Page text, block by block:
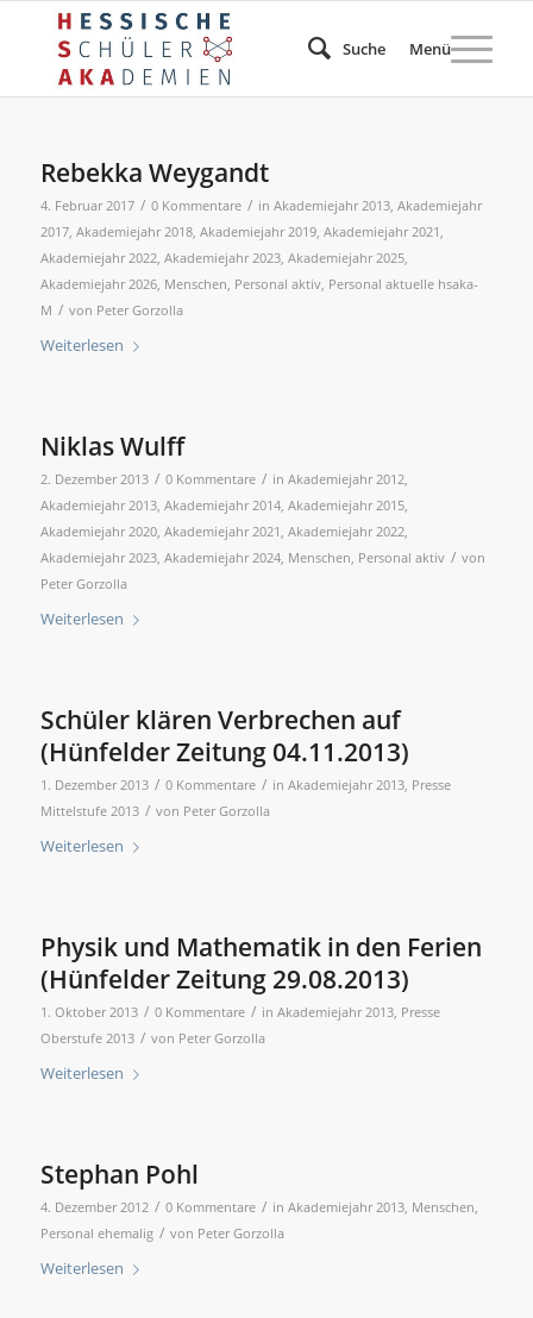
Suche Menü
Rebekka Weygandt
4. Februar 2017 / 0 Kommentare / in Akademiejahr 2013, Akademiejahr
2017, Akademiejahr 2018, Akademiejahr 2019, Akademiejahr 2021 ,
Akademiejahr 2022, Akademiejahr 2023, Akademiejahr 2025,
Akademiejahr 2026, Menschen, Personal aktiv, Personal aktuelle hsaka-
M / von Peter Gorzolla
Weiterlesen
Niklas Wulff
2. Dezember 2013 / 0 Kommentare / in Akademiejahr 2012,
Akademiejahr 2013, Akademiejahr 2014, Akademiejahr 2015,
Akademiejahr 2020, Akademiejahr 2021 , Akademiejahr 2022,
Akademiejahr 2023, Akademiejahr 2024, Menschen, Personal aktiv / von
Peter Gorzolla
Weiterlesen
Schüler klären Verbrechen auf
(Hünfelder Zeitung 04.11.2013)
1. Dezember 2013 / 0 Kommentare / in Akademiejahr 2013, Presse
Mittelstufe 2013 / von Peter Gorzolla
Weiterlesen
Physik und Mathematik in den Ferien
(Hünfelder Zeitung 29.08.2013)
1. Oktober 2013 / 0 Kommentare / in Akademiejahr 2013, Presse
Oberstufe 2013 / von Peter Gorzolla
Weiterlesen
Stephan Pohl
4. Dezember 2012 / 0 Kommentare / in Akademiejahr 2013, Menschen,
Personal ehemalig / von Peter Gorzolla
Weiterlesen